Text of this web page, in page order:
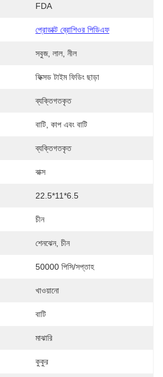
FDA
প্রোডাক্ট ব্রোশিওর পিডিএফ
সবুজ, লাল, নীল
ফিক্সড টাইম ফিডিং ছাড়া
ব্যক্তিগতকৃত
বাটি, কাপ এবং বাটি
ব্যক্তিগতকৃত
বাক্স
22.5*11*6.5
চীন
শেনঝেন, চীন
50000 পিসি/সপ্তাহ
খাওয়ানো
বাটি
মাঝারি
কুকুর